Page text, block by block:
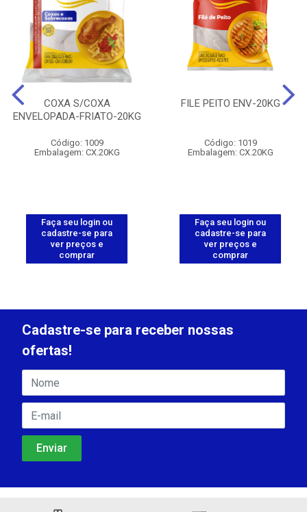
COXA S/COXA
ENVELOPADA-FRIATO-20KG
Código: 1009
Embalagem: CX.20KG
Faça seu login ou
cadastre-se para
ver preços e
comprar
FILE PEITO ENV-20KG
Código: 1019
Embalagem: CX.20KG
Faça seu login ou
cadastre-se para
ver preços e
comprar
Cadastre-se para receber nossas
ofertas!